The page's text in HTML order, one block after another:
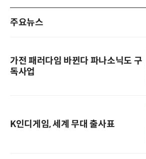
주요뉴스
가전 패러다임 바뀐다 파나소닉도 구
독사업
K인디게임, 세계 무대 출사표